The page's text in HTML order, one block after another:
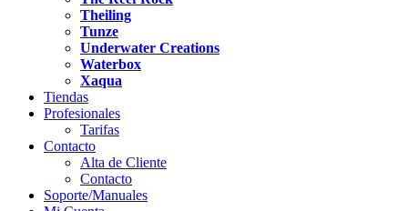
Theiling
Tunze
Underwater Creations
Waterbox
Xaqua
Tiendas
Profesionales
Tarifas
Contacto
Alta de Cliente
Contacto
Soporte/Manuales